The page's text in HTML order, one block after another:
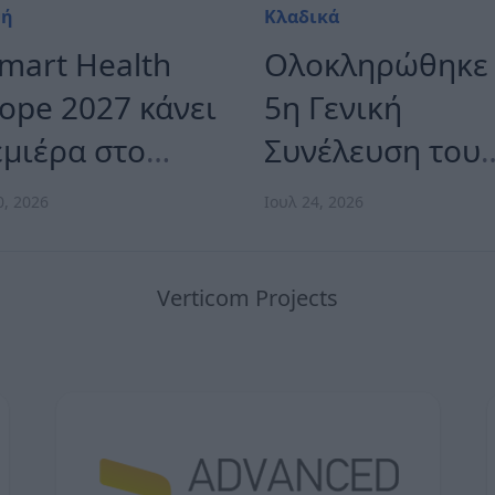
Health
2027 κάνει
στο
στις 26
2026
Κλαδικά
Ολοκληρώθηκε
5η Γενική
Συνέλευση του
Συνδέσμου
Κατασκευαστών
Εκθέσεων
Ιουλ 24, 2026
Verticom Projects